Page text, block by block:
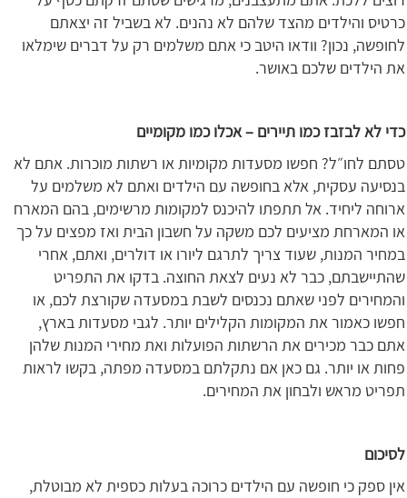
כרטיס והילדים מהצד שלהם לא נהנים. לא בשביל זה יצאתם
לחופשה, נכון? וודאו היטב כי אתם משלמים רק על דברים שימלאו
את הילדים שלכם באושר.
כדי לא לבזבז כמו תיירים – אכלו כמו מקומיים
טסתם לחו״ל? חפשו מסעדות מקומיות או רשתות מוכרות. אתם לא
בנסיעה עסקית, אלא בחופשה עם הילדים ואתם לא משלמים על
ארוחה ליחיד. אל תתפתו להיכנס למקומות מרשימים, בהם המארח
או המארחת מציעים לכם משקה על חשבון הבית ואז מפצים על כך
במחיר המנות, שעוד צריך לתרגם ליורו או דולרים, ואתם, אחרי
שהתיישבתם, כבר לא נעים לצאת החוצה. בדקו את התפריט
והמחירים לפני שאתם נכנסים לשבת במסעדה שקורצת לכם, או
חפשו כאמור את המקומות הקלילים יותר. לגבי מסעדות בארץ,
אתם כבר מכירים את הרשתות הפועלות ואת מחירי המנות שלהן
פחות או יותר. גם כאן אם נתקלתם במסעדה מפתה, בקשו לראות
תפריט מראש ולבחון את המחירים.
לסיכום
אין ספק כי חופשה עם הילדים כרוכה בעלות כספית לא מבוטלת,